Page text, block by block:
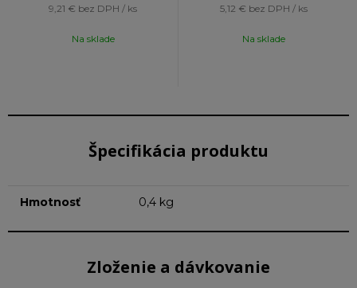
9,21 € bez DPH / ks
Na sklade
5,12 € bez DPH / ks
Na sklade
Špecifikácia produktu
Hmotnosť 0,4 kg
Zloženie a dávkovanie